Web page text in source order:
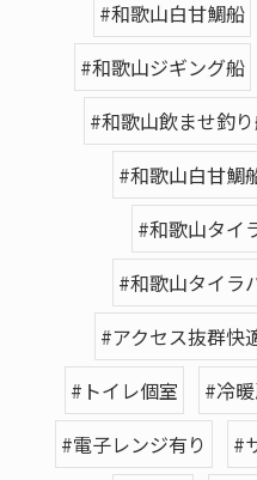
#和歌山白甘鯛船
#和歌山ジギング船
#和歌山飲ませ釣
#和歌山白甘鯛
#和歌山タイ
#和歌山タイラ
#アクセス抜群快
#トイレ個室
#冷
#電子レンジ有り
#